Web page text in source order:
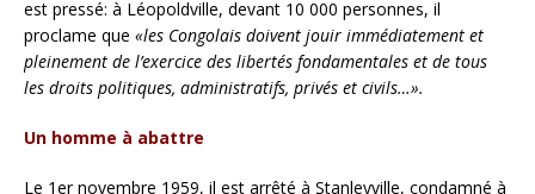
est pressé: à Léopoldville, devant 10 000 personnes, il
proclame que «les Congolais doivent jouir immédiatement et
pleinement de l’exercice des libertés fondamentales et de tous
les droits politiques, administratifs, privés et civils…».
Un homme à abattre
Le 1er novembre 1959, il est arrêté à Stanleyville, condamné à